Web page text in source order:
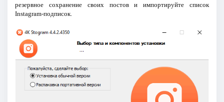
резервное сохранение своих постов и импортируйте список
Instagram-подписок.